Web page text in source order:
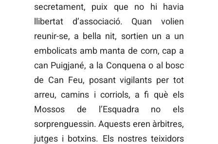
secretament, puix que no hi havia
llibertat d’associació. Quan volien
reunir-se, a bella nit, sortien un a un
embolicats amb manta de corn, cap a
can Puigjané, a la Conquena o al bosc
de Can Feu, posant vigilants per tot
arreu, camins i corriols, a fi què els
Mossos de l’Esquadra no els
sorprenguessin. Aquests eren àrbitres,
jutges i botxins. Els nostres teixidors